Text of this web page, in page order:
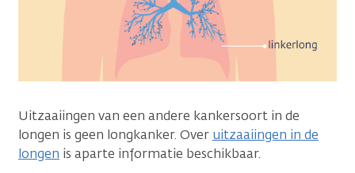
Uitzaaiingen van een andere kankersoort in de
longen is geen longkanker. Over uitzaaiingen in de
longen is aparte informatie beschikbaar.